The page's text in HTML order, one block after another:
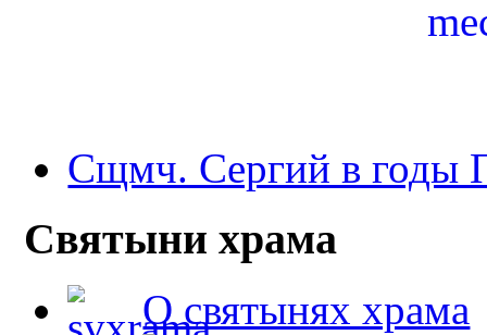
Сщмч. Сергий в годы
Святыни храма
О святынях храма